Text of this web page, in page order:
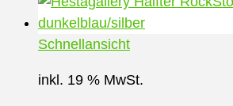
auf.
Schnellansicht
inkl. 19 % MwSt.